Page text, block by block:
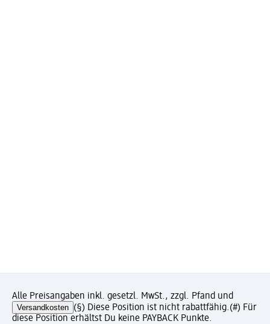
Alle Preisangaben inkl. gesetzl. MwSt., zzgl. Pfand und
Versandkosten (§) Diese Position ist nicht rabattfähig.(#) Für
diese Position erhältst Du keine PAYBACK Punkte.